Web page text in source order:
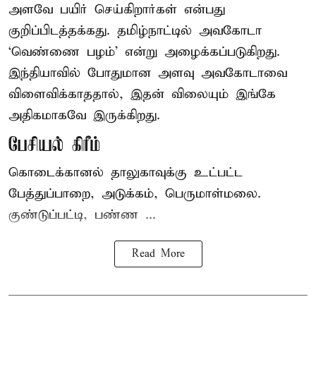
அளவே பயிர் செய்கிறார்கள் என்பது
குறிப்பிடத்தக்கது. தமிழ்நாட்டில் அவகோடா
‘வெண்ணை பழம்’ என்று அழைக்கப்படுகிறது.
இந்தியாவில் போதுமான அளவு அவகோடாவை
விளைவிக்காததால், இதன் விலையும் இங்கே
அதிகமாகவே இருக்கிறது.
பேசியல் கிரீம்
கொடைக்கானல் தாலுகாவுக்கு உட்பட்ட
பேத்துப்பாறை, அடுக்கம், பெருமாள்மலை.
குண்டுப்பட்டி, பண்ண ...
Read More